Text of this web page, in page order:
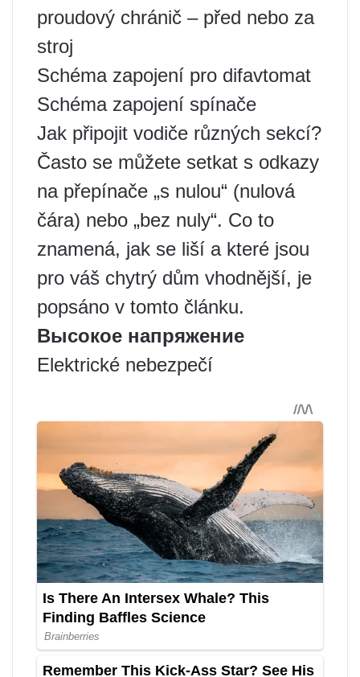
proudový chránič – před nebo za
stroj
Schéma zapojení pro difavtomat
Schéma zapojení spínače
Jak připojit vodiče různých sekcí?
Často se můžete setkat s odkazy
na přepínače „s nulou“ (nulová
čára) nebo „bez nuly“. Co to
znamená, jak se liší a které jsou
pro váš chytrý dům vhodnější, je
popsáno v tomto článku.
Высокое напряжение
Elektrické nebezpečí